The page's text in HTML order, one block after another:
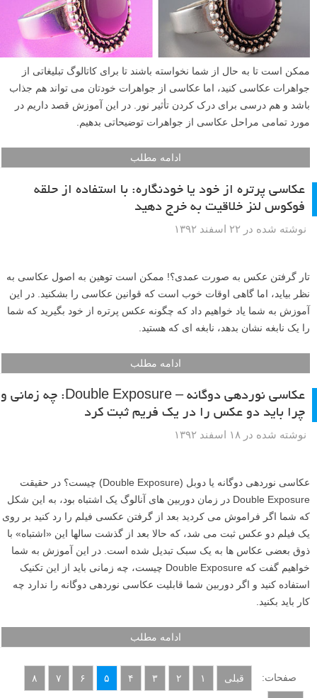
ممکن است تا به حال از شما نخواسته باشند تا برای کاتالوگ تبلیغاتی از
جواهرات عکاسی کنید، اما عکاسی از جواهرات خودتان می تواند هم جذاب
باشد و هم درسی برای درک کردن تأثیر نور. در این آموزش قصد داریم در
مورد تمامی مراحل عکاسی از جواهرات توضیحاتی بدهیم.
ادامه مطلب
عکاسی پرتره از خود یا خودنگاره: با استفاده از حلقه
فوکوس لنز خلاقیت به خرج دهید
نوشته شده در ۲۲ اسفند ۱۳۹۲
نظر بیاید، اما گاهی اوقات خوب است که قوانین عکاسی را بشکنید. در این
آموزش به شما یاد خواهیم داد که چگونه عکس پرتره از خود بگیرید که شما
را یک نابغه نشان بدهد، نابغه ای که هستید.
ادامه مطلب
عکاسی نوردهی دوگانه – Double Exposure: چه زمانی و
چرا باید دو عکس را در یک فریم ثبت کرد
نوشته شده در ۱۸ اسفند ۱۳۹۲
عکاسی نوردهی دوگانه یا دوبل (Double Exposure) چیست؟ در حقیقت
Double Exposure در زمان دوربین های آنالوگ یک اشتباه بود، به این شکل